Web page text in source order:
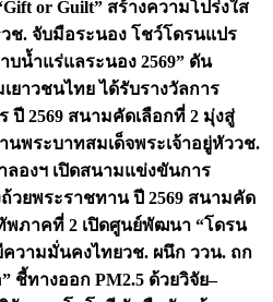
or Guilt” สร้างความโปร่งใส
วช. จับมือระนอง โชว์โดรนแปร
บน้ำแร่แลระนอง 2569” ดัน
ยาวชนไทย ได้รับรางวัลการ
2569 สนามคัดเลือกที่ 2 มุ่งสู่
นพระบาทสมเด็จพระเจ้าอยู่หัววช.
องฯ เปิดสนามแข่งขันการ
วยพระราชทาน ปี 2569 สนามคัด
พภาคที่ 2 เปิดศูนย์พัฒนา “โดรน
ความมั่นคงไทยวช. ผนึก ววน. ถก
ชี้ทางออก PM2.5 ด้วยวิจัย–